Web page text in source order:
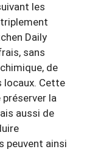
les
Daily
sans
de
locaux. Cette
la
aussi de
peuvent ainsi